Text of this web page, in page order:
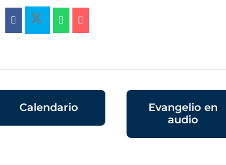
Calendario
Evangelio en
audio